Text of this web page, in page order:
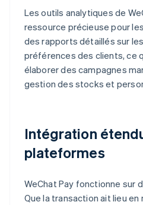
Les outils analytiques de
ressource précieuse pour
des rapports détaillés sur
préférences des clients, ce
élaborer des campagnes
gestion des stocks et
Intégration
plateformes
WeChat Pay fonctionne sur
Que la transaction ait lieu en